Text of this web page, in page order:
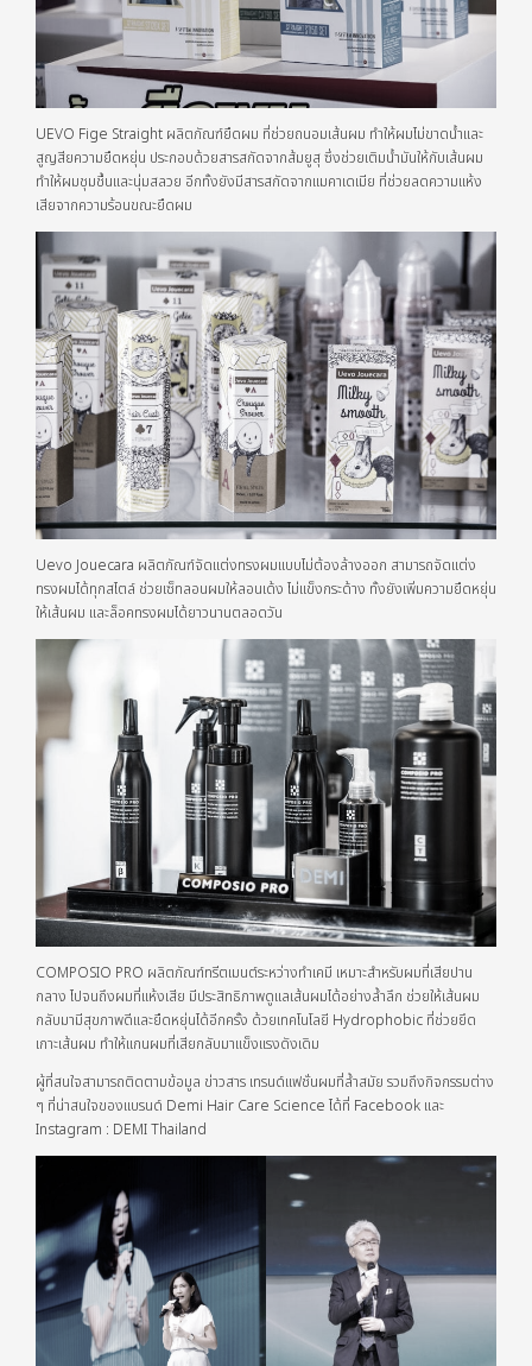
UEVO Fige Straight ผลิตภัณฑ์ยืดผม ที่ช่วยถนอมเส้นผม ทำให้ผมไม่ขาดน้ำและ
สูญสียความยืดหยุ่น ประกอบด้วยสารสกัดจากส้มยูสุ ซึ่งช่วยเติมน้ำมันให้กับเส้นผม
ทำให้ผมชุมชื้นและนุ่มสลวย อีกทั้งยังมีสารสกัดจากแมคาเดเมีย ที่ช่วยลดความแห้ง
เสียจากความร้อนขณะยืดผม
Uevo Jouecara ผลิตภัณฑ์จัดแต่งทรงผมแบบไม่ต้องล้างออก สามารถจัดแต่ง
ทรงผมได้ทุกสไตล์ ช่วยเซ็ทลอนผมให้ลอนเด้ง ไม่แข็งกระด้าง ทั้งยังเพิ่มความยืดหยุ่น
ให้เส้นผม และล็อคทรงผมได้ยาวนานตลอดวัน
COMPOSIO PRO ผลิตภัณฑ์ทรีตเมนต์ระหว่างทำเคมี เหมาะสำหรับผมที่เสียปาน
กลาง ไปจนถึงผมที่แห้งเสีย มีประสิทธิภาพดูแลเส้นผมได้อย่างล้ำลึก ช่วยให้เส้นผม
กลับมามีสุขภาพดีและยืดหยุ่นได้อีกครั้ง ด้วยเทคโนโลยี Hydrophobic ที่ช่วยยึด
เกาะเส้นผม ทำให้แกนผมที่เสียกลับมาแข็งแรงดังเดิม
ผู้ที่สนใจสามารถติดตามข้อมูล ข่าวสาร เทรนด์แฟชั่นผมที่ล้ำสมัย รวมถึงกิจกรรมต่าง
ๆ ที่น่าสนใจของแบรนด์ Demi Hair Care Science ได้ที่ Facebook และ
Instagram : DEMI Thailand